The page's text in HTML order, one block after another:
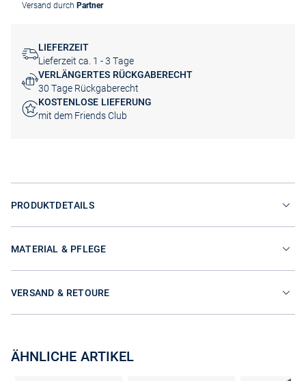
Versand durch Partner
LIEFERZEIT
Lieferzeit ca. 1 - 3 Tage
VERLÄNGERTES RÜCKGABERECHT
30 Tage Rückgaberecht
KOSTENLOSE LIEFERUNG
mit dem Friends Club
PRODUKTDETAILS
MATERIAL & PFLEGE
VERSAND & RETOURE
ÄHNLICHE ARTIKEL